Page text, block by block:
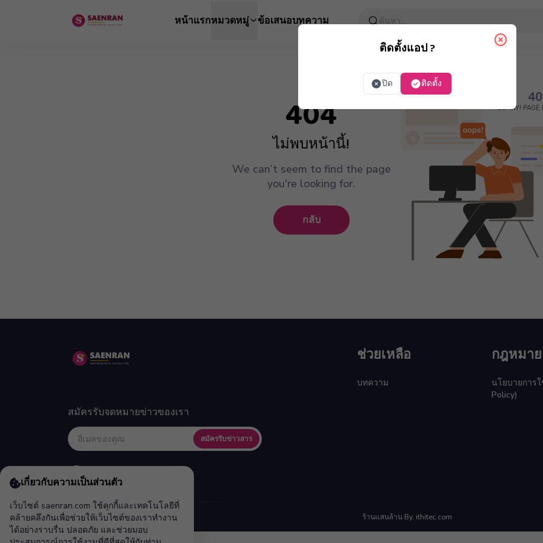
หน้าแรกหมวดหมู่ ข้อเสนอบทความ
ติดตั้งแอป ?
ปิด ติดตั้ง
404
ไม่พบหน้านี้!
We can’t seem to find the page
you're looking for.
กลับ
เกี่ยวกับความเป็นส่วนตัว
เว็บไซต์ saenran.com ใช้คุกกี้และเทคโนโลยีที่
คล้ายคลึงกันเพื่อช่วยให้เว็บไซต์ของเราทำงาน
ได้อย่างราบรื่น ปลอดภัย และช่วยมอบ
สมัครรับจดหมายข่าวของเรา
สมัครรับข่าวสาร
ช่วยเหลือ
บทความ
กฎหมาย
นโยบายการ
Policy)
ร้านแสนล้าน By. ithitec.com